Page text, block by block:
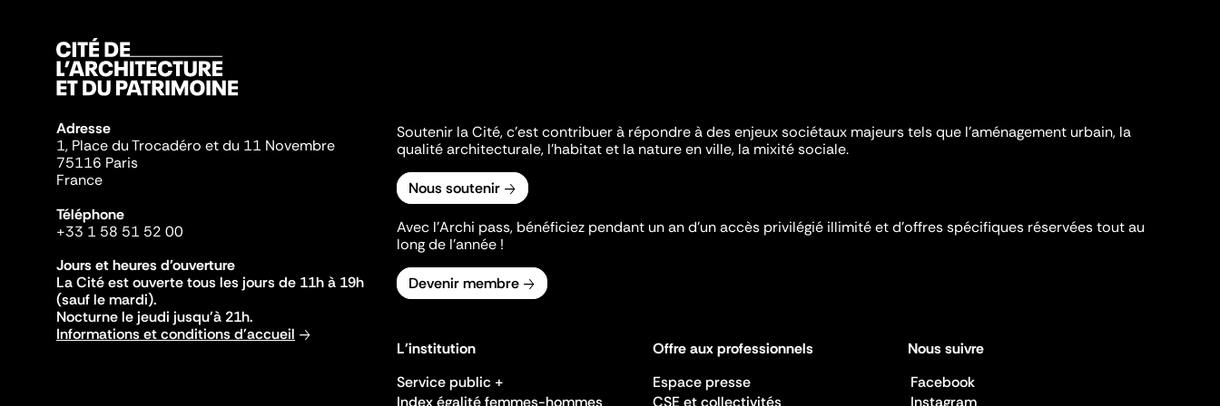
Adresse
1, Place du Trocadéro et du 11 Novembre
75116 Paris
France
Téléphone
+33 1 58 51 52 00
Jours et heures d'ouverture
La Cité est ouverte tous les jours de 11h à 19h
(sauf le mardi).
Nocturne le jeudi jusqu'à 21h.
Informations et conditions d'accueil
Soutenir la Cité, c'est contribuer à répondre à des enjeux sociétaux majeurs tels que l'aménagement urbain, la
qualité architecturale, l'habitat et la nature en ville, la mixité sociale.
Nous soutenir
Avec l’Archi pass, bénéficiez pendant un an d’un accès privilégié illimité et d’offres spécifiques réservées tout au
long de l’année !
Devenir membre
L'institution
Service public +
Index égalité femmes-hommes
Offre aux professionnels
Espace presse
CSE et collectivités
Nous suivre
Facebook
Instagram